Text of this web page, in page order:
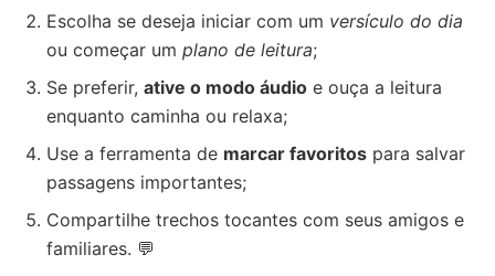
Escolha se deseja iniciar com um versículo do dia
ou começar um plano de leitura;
Se preferir, ative o modo áudio e ouça a leitura
enquanto caminha ou relaxa;
Use a ferramenta de marcar favoritos para salvar
passagens importantes;
Compartilhe trechos tocantes com seus amigos e
familiares. 💬